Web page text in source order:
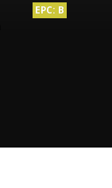
EPC: B